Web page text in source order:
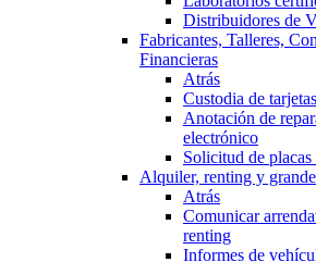
Distribuidores de
Fabricantes, Talleres,
Financieras
Atrás
Custodia de
Anotación de
electrónico
Solicitud de placas
Alquiler, renting y
Atrás
Comunicar
renting
Informes de